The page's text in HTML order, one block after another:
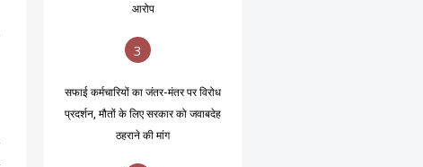
आरोप
3
सफाई कर्मचारियों का जंतर-मंतर पर विरोध
प्रदर्शन, मौतों के लिए सरकार को जवाबदेह
ठहराने की मांग